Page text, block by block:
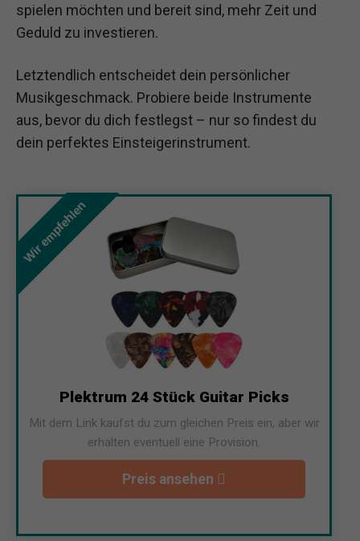
spielen möchten und bereit sind, mehr Zeit und
Geduld zu investieren.
Letztendlich entscheidet dein persönlicher
Musikgeschmack. Probiere beide Instrumente
aus, bevor du dich festlegst – nur so findest du
dein perfektes Einsteigerinstrument.
Wir empfehlen
Plektrum 24 Stück Guitar Picks
Mit dem Link kaufst du zum gleichen Preis ein, aber wir
erhalten eventuell eine Provision.
Preis ansehen